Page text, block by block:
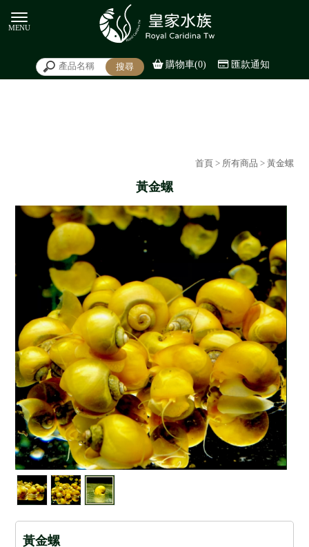
購物車(0) 匯款通知
首頁> 所有商品 > 黃金螺
黃金螺
黃金螺